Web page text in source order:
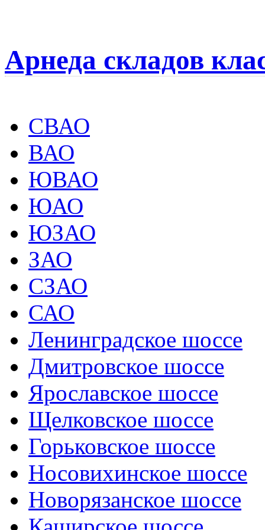
Арнеда складов
СВАО
ВАО
ЮВАО
ЮАО
ЮЗАО
ЗАО
СЗАО
САО
Ленинградское шоссе
Дмитровское шоссе
Ярославское шоссе
Щелковское шоссе
Горьковское шоссе
Носовихинское шоссе
Новорязанское шоссе